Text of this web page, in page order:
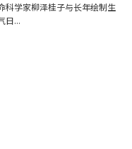
科学家柳泽桂子与长年绘制生
日...